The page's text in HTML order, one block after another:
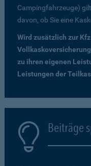
Campingfahrzeuge)
davon, ob Sie eine
Wird zusätzlich zur
zu ihren eigenen
Leistungen der
Beiträge